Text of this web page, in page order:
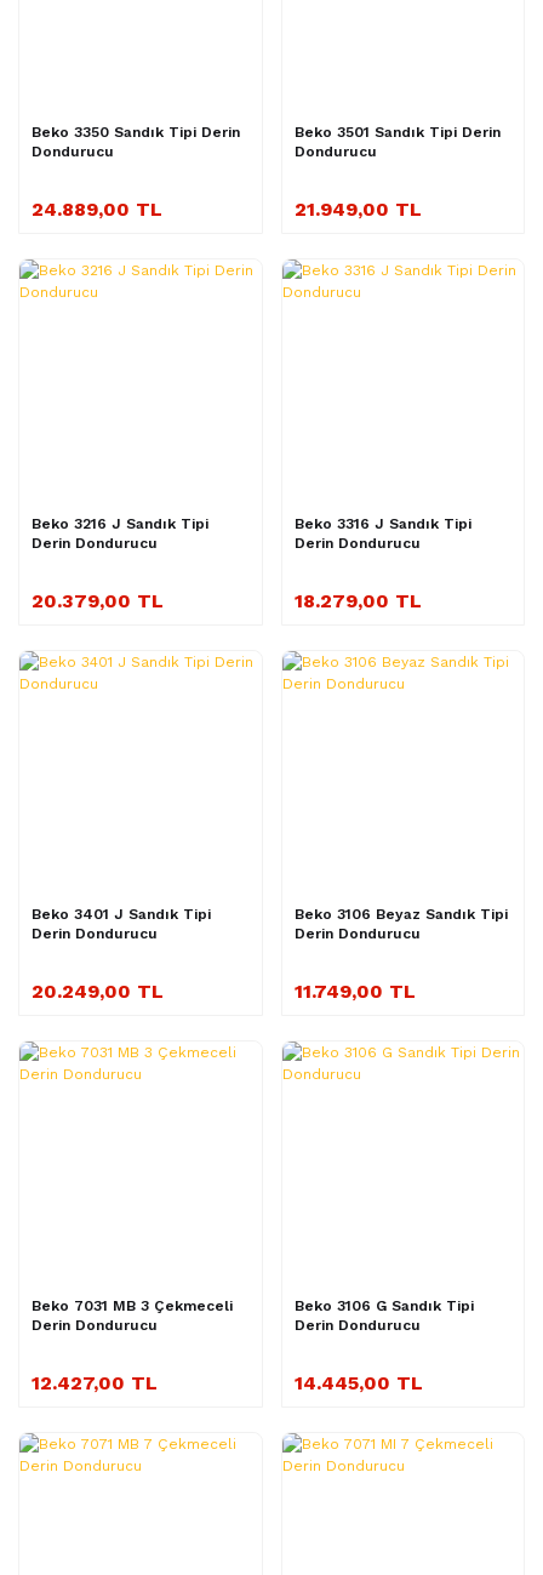
Beko 3350 Sandık Tipi Derin
Dondurucu
24.889,00 TL
Beko 3501 Sandık Tipi Derin
Dondurucu
21.949,00 TL
Beko 3216 J Sandık Tipi
Derin Dondurucu
20.379,00 TL
Beko 3316 J Sandık Tipi
Derin Dondurucu
18.279,00 TL
Beko 3401 J Sandık Tipi
Derin Dondurucu
20.249,00 TL
Beko 3106 Beyaz Sandık Tipi
Derin Dondurucu
11.749,00 TL
Beko 7031 MB 3 Çekmeceli
Derin Dondurucu
12.427,00 TL
Beko 3106 G Sandık Tipi
Derin Dondurucu
14.445,00 TL